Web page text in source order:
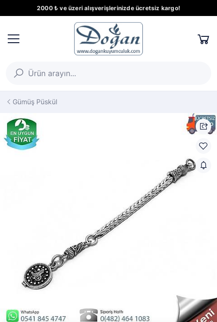
2000 ₺ ve üzeri alışverişlerinizde ücretsiz kargo!
Gümüş Püskül